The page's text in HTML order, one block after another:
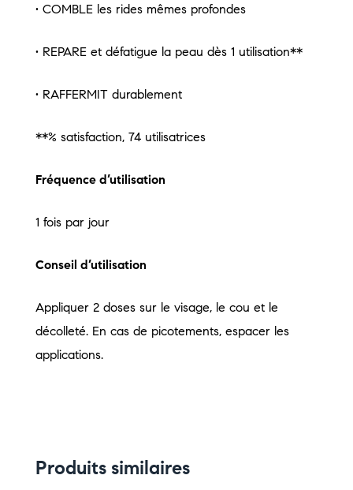
• COMBLE les rides mêmes profondes
• REPARE et défatigue la peau dès 1 utilisation**
• RAFFERMIT durablement
**% satisfaction, 74 utilisatrices
Fréquence d’utilisation
1 fois par jour
Conseil d’utilisation
Appliquer 2 doses sur le visage, le cou et le
décolleté. En cas de picotements, espacer les
applications.
Produits similaires